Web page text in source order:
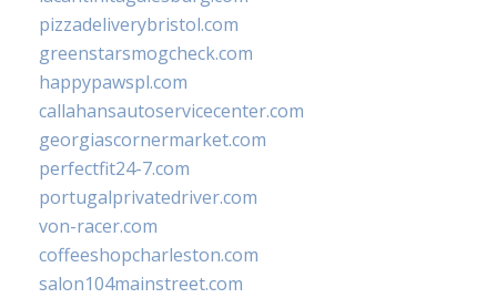
pizzadeliverybristol.com
greenstarsmogcheck.com
happypawspl.com
callahansautoservicecenter.com
georgiascornermarket.com
perfectfit24-7.com
portugalprivatedriver.com
von-racer.com
coffeeshopcharleston.com
salon104mainstreet.com